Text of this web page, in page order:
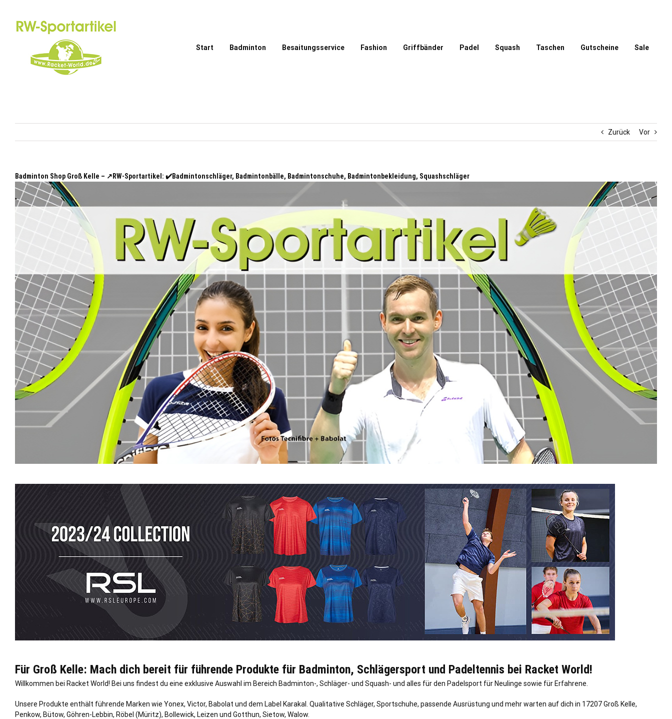
springen
Start Badminton Besaitungsservice Fashion Griffbänder Padel Squash Taschen Gutscheine Sale
Zurück Vor
Badminton Shop Groß Kelle – ↗️RW-Sportartikel: ✔️Badmintonschläger, Badmintonbälle, Badmintonschuhe, Badmintonbekleidung, Squashschläger
Für Groß Kelle: Mach dich bereit für führende Produkte für Badminton, Schlägersport und Padeltennis bei Racket World!
Willkommen bei Racket World! Bei uns findest du eine exklusive Auswahl im Bereich Badminton-, Schläger- und Squash- und alles für den Padelsport für Neulinge sowie für Erfahrene.
Unsere Produkte enthält führende Marken wie Yonex, Victor, Babolat und dem Label Karakal. Qualitative Schläger, Sportschuhe, passende Ausrüstung und mehr warten auf dich in 17207 Groß Kelle,
Penkow, Bütow, Göhren-Lebbin, Röbel (Müritz), Bollewick, Leizen und Gotthun, Sietow, Walow.